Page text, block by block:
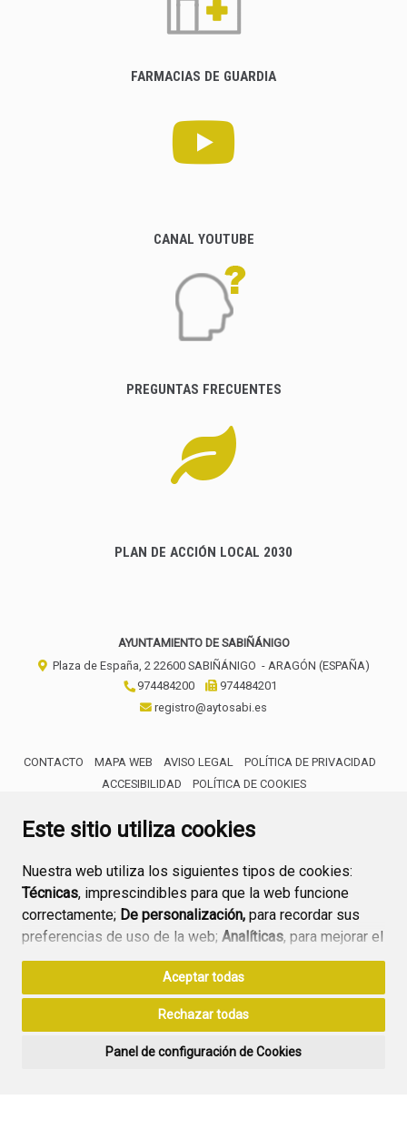
Este sitio utiliza cookies
Nuestra web utiliza los siguientes tipos de cookies:
Técnicas, imprescindibles para que la web funcione
correctamente; De personalización, para recordar sus
preferencias de uso de la web; Analíticas, para mejorar el
funcionamiento de la web y sus servicios.
Si acepta pulsando el botón“Aceptar todas”
consideramos que acepta su uso. Si pulsa el botón
ninguna acción, se guardarán las cookies técnicas
Aceptar todas
Rechazar todas
Panel de configuración de Cookies
FARMACIAS DE GUARDIA
CANAL YOUTUBE
PREGUNTAS FRECUENTES
PLAN DE ACCIÓN LOCAL 2030
AYUNTAMIENTO DE SABIÑÁNIGO
Plaza de España, 2 22600 SABIÑÁNIGO - ARAGÓN (ESPAÑA)
974484200
974484201
registro@aytosabi.es
CONTACTO MAPA WEB AVISO LEGAL
POLÍTICA DE PRIVACIDAD
ACCESIBILIDAD
POLÍTICA DE COOKIES